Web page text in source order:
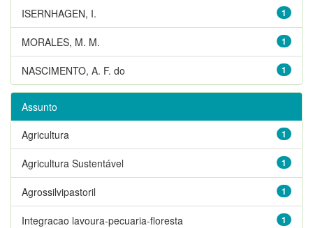
1
ISERNHAGEN, I.
1
MORALES, M. M.
1
NASCIMENTO, A. F. do
Assunto
1
Agricultura
1
Agricultura Sustentável
1
Agrossilvipastoril
1
Integracao lavoura-pecuaria-floresta